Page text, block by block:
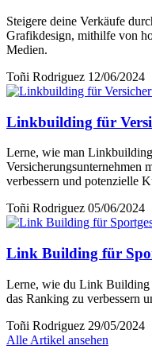
Steigere deine Verkäufe
Grafikdesign, mithilfe von
Medien.
Toñi Rodriguez 12/06/2024
Linkbuilding für
Lerne, wie man
Versicherungsunternehmen
verbessern und potenzielle
Toñi Rodriguez 05/06/2024
Link Building für
Lerne, wie du Link Building
das Ranking zu verbessern
Toñi Rodriguez 29/05/2024
Alle Artikel ansehen